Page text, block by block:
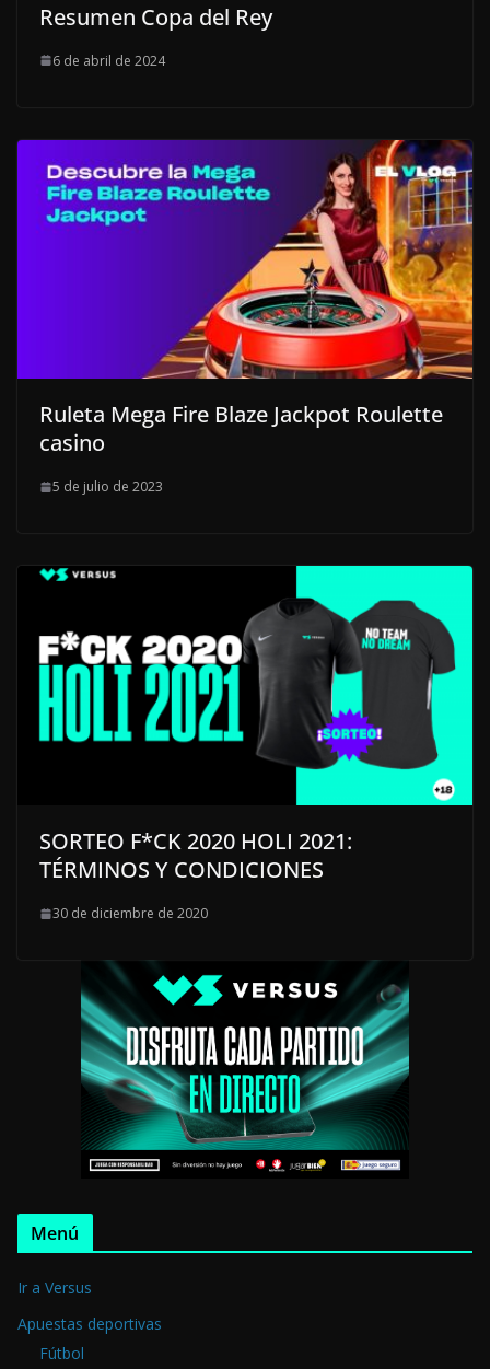
Resumen Copa del Rey
6 de abril de 2024
Ruleta Mega Fire Blaze Jackpot Roulette
casino
5 de julio de 2023
SORTEO F*CK 2020 HOLI 2021:
TÉRMINOS Y CONDICIONES
30 de diciembre de 2020
Menú
Ir a Versus
Apuestas deportivas
Fútbol